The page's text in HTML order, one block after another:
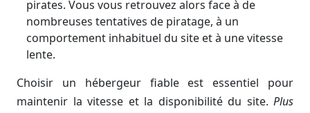
pirates. Vous vous retrouvez alors face à de
nombreuses tentatives de piratage, à un
comportement inhabituel du site et à une vitesse
lente.
Choisir un hébergeur fiable est essentiel pour
maintenir la vitesse et la disponibilité du site. Plus